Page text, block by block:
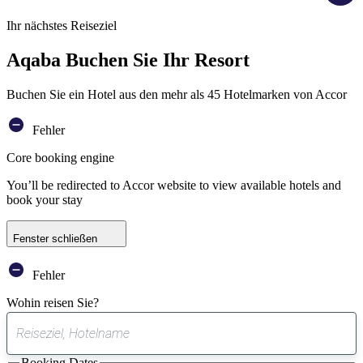
Ihr nächstes Reiseziel
Aqaba Buchen Sie Ihr Resort
Buchen Sie ein Hotel aus den mehr als 45 Hotelmarken von Accor
Fehler
Core booking engine
You’ll be redirected to Accor website to view available hotels and
book your stay
Fenster schließen
Fehler
Wohin reisen Sie?
gefundener